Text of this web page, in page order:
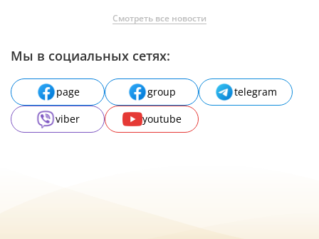
Смотреть все новости
Мы в социальных сетях:
page group
telegram
viber
youtube